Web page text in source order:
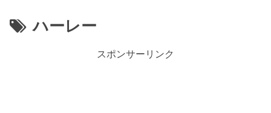
ハーレー
スポンサーリンク